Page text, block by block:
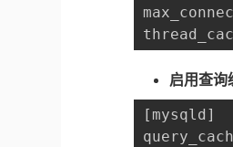
启用查询
[mysqld]